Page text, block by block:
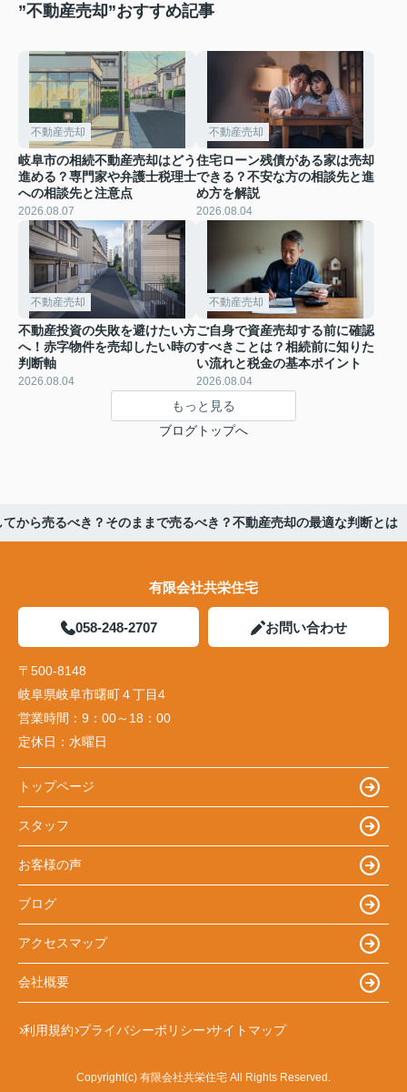
”不動産売却”おすすめ記事
不動産売却
岐阜市の相続不動産売却はどう
進める？専門家や弁護士税理士
への相談先と注意点
2026.08.07
不動産売却
住宅ローン残債がある家は売却
できる？不安な方の相談先と進
め方を解説
2026.08.04
不動産売却
不動産投資の失敗を避けたい方
へ！赤字物件を売却したい時の
判断軸
2026.08.04
不動産売却
ご自身で資産売却する前に確認
すべきことは？相続前に知りた
い流れと税金の基本ポイント
2026.08.04
もっと見る
ブログトップへ
から売るべき？そのままで売るべき？不動産売却の最適な判断とは
有限会社共栄住宅
058-248-2707 お問い合わせ
〒500-8148
岐阜県岐阜市曙町４丁目4
営業時間： 9：00～18：00
定休日： 水曜日
トップページ
スタッフ
お客様の声
ブログ
アクセスマップ
会社概要
利用規約 プライバシーポリシー サイトマップ
Copyright(c) 有限会社共栄住宅 All Rights Reserved.